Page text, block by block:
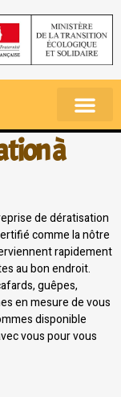
à
de dératisation
comme la nôtre
rapidement
au bon endroit.
guêpes,
en mesure de vous
disponible
vous pour vous